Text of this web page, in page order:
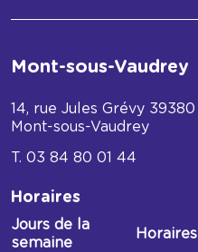
Mont-sous-Vaudrey
14, rue Jules Grévy 39380
Mont-sous-Vaudrey
03 84 80 01 44
Horaires
Jours de la
semaine
Horaires